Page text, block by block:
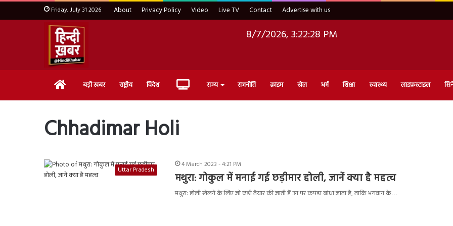
Friday, July 31 2026 About Privacy Policy Video Live TV Contact Advertise with us
8/7/2026, 3:22:28 PM
Home बड़ी ख़बर राष्ट्रीय विदेश Live राज्य राजनीति क्राइम खेल धर्म शिक्षा स्वास्थ्य लाइफ़स्टाइल
Chhadimar Holi
Uttar Pradesh
4 March 2023 - 4:21 PM
मथुरा: गोकुल में मनाई गई छड़ीमार होली, जानें क्या है महत्व
मथुरा: होली खेलने के लिए जो छड़ी तैयार की जाती हैं उन पर कपड़ा बांधा जाता है, ताकि भगवान के…